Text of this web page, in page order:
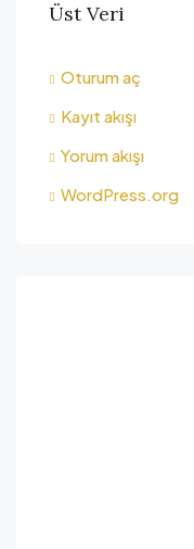
Üst Veri
Oturum aç
Kayıt akışı
Yorum akışı
WordPress.org